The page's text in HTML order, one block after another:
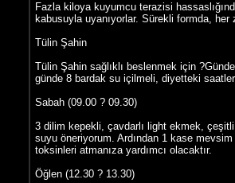
Fazla kiloya kuyumcu terazisi
kabusuyla uyanıyorlar. Sürekli formda,
Tülin Şahin
Tülin Şahin sağlıklı beslenmek için
günde 8 bardak su içilmeli, diyetteki
Sabah (09.00 ? 09.30)
3 dilim kepekli, çavdarlı light ekmek,
suyu öneriyorum. Ardından 1 kase
toksinleri atmanıza yardımcı olacaktır.
Öğlen (12.30 ? 13.30)